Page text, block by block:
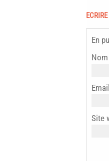
En
Nom
Email
Site